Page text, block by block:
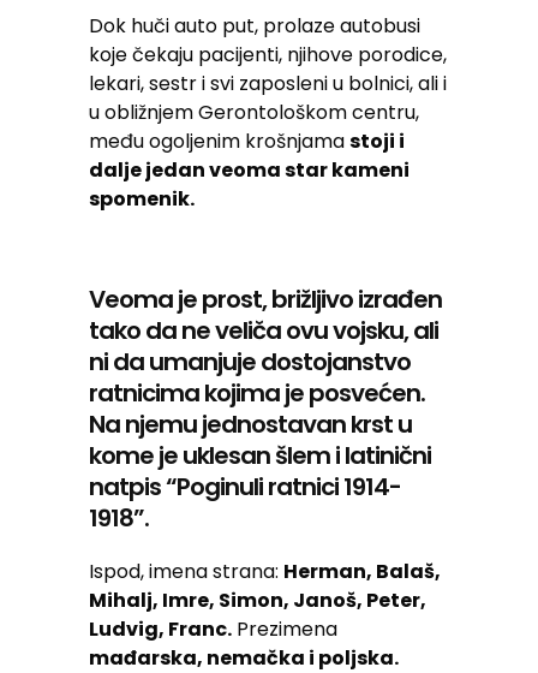
Dok huči auto put, prolaze autobusi
koje čekaju pacijenti, njihove porodice,
lekari, sestr i svi zaposleni u bolnici, ali i
u obližnjem Gerontološkom centru,
među ogoljenim krošnjamastoji i
dalje jedan veoma star kameni
spomenik.
Veoma je prost, brižljivo izrađen
tako da ne veliča ovu vojsku, ali
ni da umanjuje dostojanstvo
ratnicima kojima je posvećen.
Na njemu jednostavan krst u
kome je uklesan šlem i latinični
natpis “Poginuli ratnici 1914-
1918”.
Ispod, imena strana: Herman, Balaš,
Mihalj, Imre, Simon, Janoš, Peter,
Ludvig, Franc. Prezimena
mađarska, nemačka i poljska.